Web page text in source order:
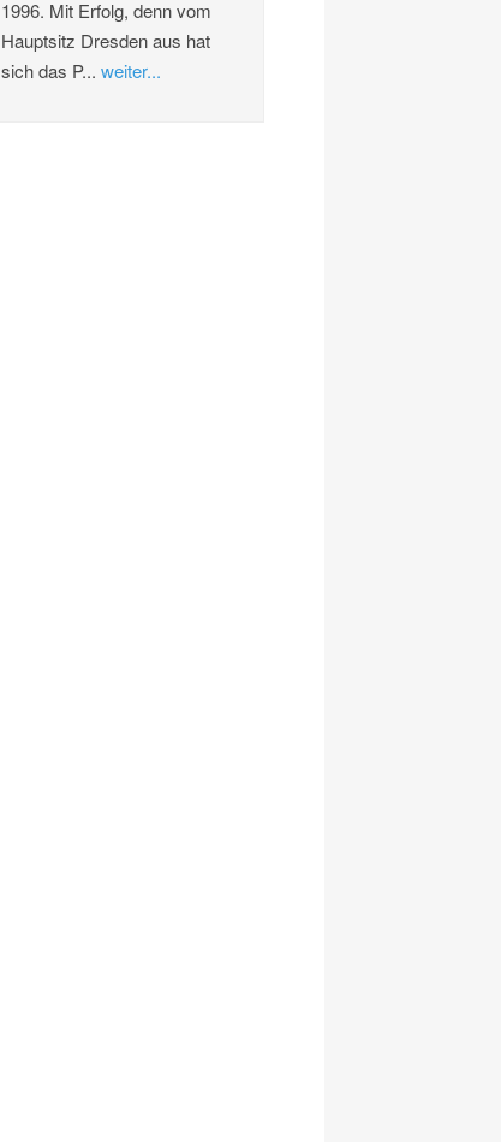
1996. Mit Erfolg, denn vom
Hauptsitz Dresden aus hat
sich das P... weiter...